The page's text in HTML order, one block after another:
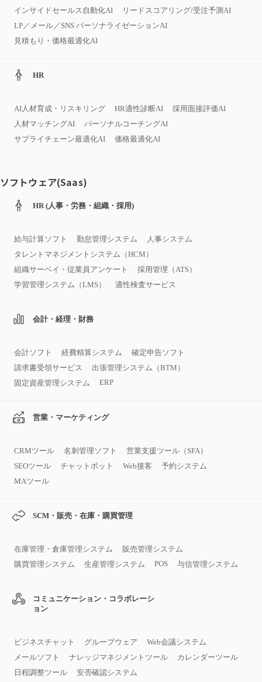
インサイドセールス自動化AI
リードスコアリング/受注予測AI
LP／メール／SNS パーソナライゼーションAI
見積もり・価格最適化AI
HR
AI人材育成・リスキリング HR適性診断AI
採用面接評価AI
人材マッチングAI
パーソナルコーチングAI
サプライチェーン最適化AI
価格最適化AI
ソフトウェア(Saas)
HR (人事・労務・組織・採用)
給与計算ソフト 勤怠管理システム
人事システム
タレントマネジメントシステム（HCM）
組織サーベイ・従業員アンケート
採用管理（ATS）
学習管理システム（LMS）
適性検査サービス
会計・経理・財務
会計ソフト 経費精算システム
確定申告ソフト
請求書受領サービス
出張管理システム（BTM）
固定資産管理システム
ERP
営業・マーケティング
CRMツール 名刺管理ソフト
営業支援ツール（SFA）
SEOツール
チャットボット Web接客
予約システム
MAツール
SCM・販売・在庫・購買管理
在庫管理・倉庫管理システム
販売管理システム
購買管理システム
生産管理システム POS 与信管理システム
コミュニケーション・コラボレーシ
ョン
ビジネスチャット グループウェア
Web会議システム
メールソフト
ナレッジマネジメントツール
カレンダーツール
日程調整ツール
安否確認システム